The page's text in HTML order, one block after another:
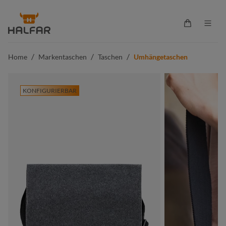
springen
Home / Markentaschen / Taschen / Umhängetaschen
KONFIGURIERBAR